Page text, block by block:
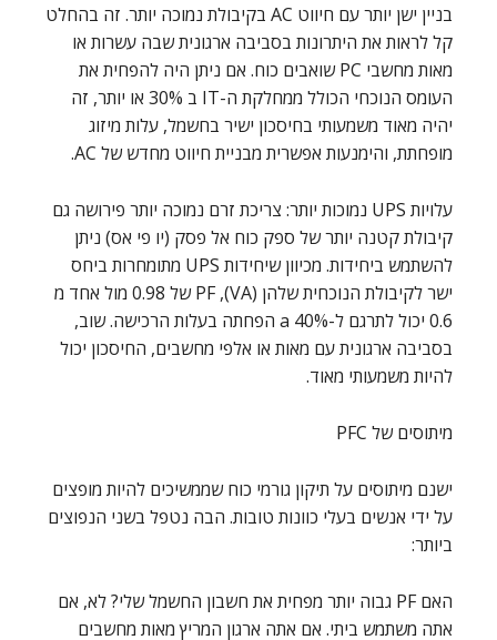
בניין ישן יותר עם חיווט AC בקיבולת נמוכה יותר. זה בהחלט
קל לראות את היתרונות בסביבה ארגונית שבה עשרות או
מאות מחשבי PC שואבים כוח. אם ניתן היה להפחית את
העומס הנוכחי הכולל ממחלקת ה-IT ב 30% או יותר, זה
יהיה מאוד משמעותי בחיסכון ישיר בחשמל, עלות מיזוג
מופחתת, והימנעות אפשרית מבניית חיווט מחדש של AC.
עלויות UPS נמוכות יותר: צריכת זרם נמוכה יותר פירושה גם
קיבולת קטנה יותר של ספק כוח אל פסק (יו פי אס) ניתן
להשתמש ביחידות. מכיוון שיחידות UPS מתומחרות ביחס
ישר לקיבולת הנוכחית שלהן (VA), PF של 0.98 מול אחד מ
0.6 יכול לתרגם ל-a 40% הפחתה בעלות הרכישה. שוב,
בסביבה ארגונית עם מאות או אלפי מחשבים, החיסכון יכול
להיות משמעותי מאוד.
מיתוסים של PFC
ישנם מיתוסים על תיקון גורמי כוח שממשיכים להיות מופצים
על ידי אנשים בעלי כוונות טובות. הבה נטפל בשני הנפוצים
ביותר:
האם PF גבוה יותר מפחית את חשבון החשמל שלי? לא, אם
אתה משתמש ביתי. אם אתה ארגון המריץ מאות מחשבים